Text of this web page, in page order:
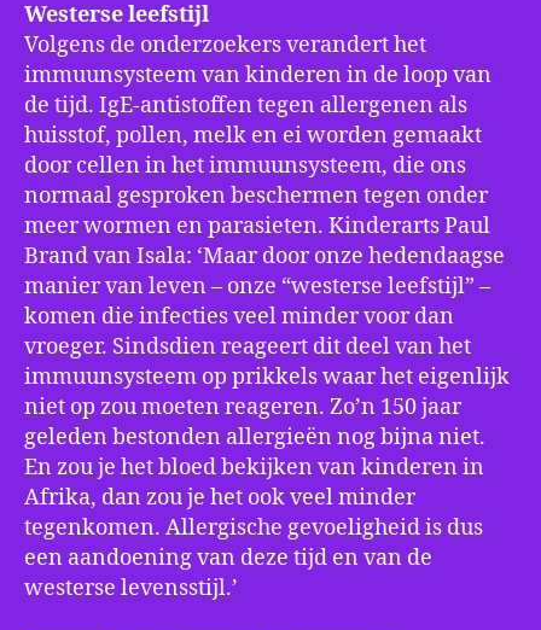
Westerse leefstijl
Volgens de onderzoekers verandert het
immuunsysteem van kinderen in de loop van
de tijd. IgE-antistoffen tegen allergenen als
huisstof, pollen, melk en ei worden gemaakt
door cellen in het immuunsysteem, die ons
normaal gesproken beschermen tegen onder
meer wormen en parasieten. Kinderarts Paul
Brand van Isala: ‘Maar door onze hedendaagse
manier van leven – onze “westerse leefstijl” –
komen die infecties veel minder voor dan
vroeger. Sindsdien reageert dit deel van het
immuunsysteem op prikkels waar het eigenlijk
niet op zou moeten reageren. Zo’n 150 jaar
geleden bestonden allergieën nog bijna niet.
En zou je het bloed bekijken van kinderen in
Afrika, dan zou je het ook veel minder
tegenkomen. Allergische gevoeligheid is dus
een aandoening van deze tijd en van de
westerse levensstijl.’